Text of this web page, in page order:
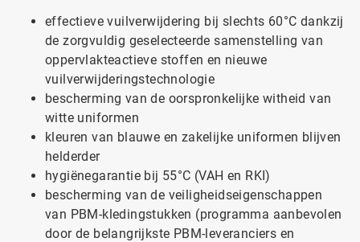
effectieve vuilverwijdering bij slechts 60°C dankzij
de zorgvuldig geselecteerde samenstelling van
oppervlakteactieve stoffen en nieuwe
vuilverwijderingstechnologie
bescherming van de oorspronkelijke witheid van
witte uniformen
kleuren van blauwe en zakelijke uniformen blijven
helderder
hygiënegarantie bij 55°C (VAH en RKI)
bescherming van de veiligheidseigenschappen
van PBM-kledingstukken (programma aanbevolen
door de belangrijkste PBM-leveranciers en